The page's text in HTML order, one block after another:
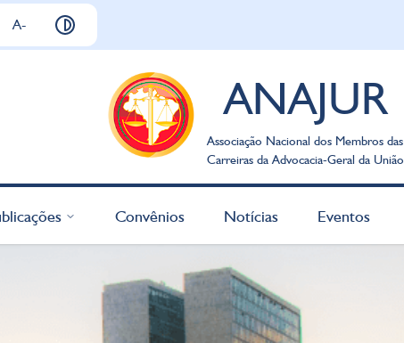
A-
ANAJUR
Associação Nacional dos Membros das
Carreiras da Advocacia-Geral da União
Convênios Notícias Eventos